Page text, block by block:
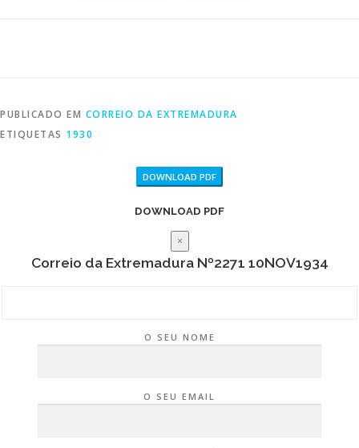
PUBLICADO EM CORREIO DA EXTREMADURA
ETIQUETAS 1930
DOWNLOAD PDF
DOWNLOAD PDF
×
Correio da Extremadura Nº2271 10NOV1934
O SEU NOME
O SEU EMAIL